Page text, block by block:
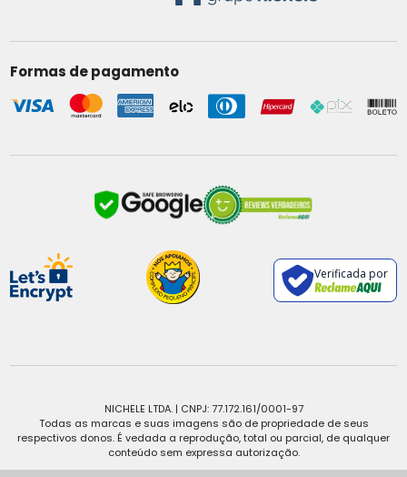
Formas de pagamento
Verificada por
NICHELE LTDA. | CNPJ: 77.172.161/0001-97
Todas as marcas e suas imagens são de propriedade de seus
respectivos donos. É vedada a reprodução, total ou parcial, de qualquer
conteúdo sem expressa autorização.